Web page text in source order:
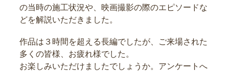
の当時の施工状況や、映画撮影の際のエピソードな
どを解説いただきました。
作品は３時間を超える長編でしたが、ご来場された
多くの皆様、お疲れ様でした。
お楽しみいただけましたでしょうか。アンケートへ